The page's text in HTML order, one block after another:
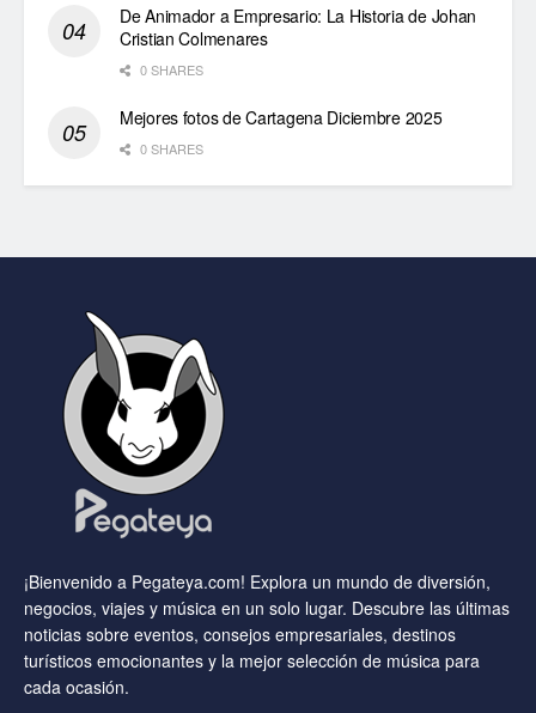
De Animador a Empresario: La Historia de Johan
Cristian Colmenares
0 SHARES
Mejores fotos de Cartagena Diciembre 2025
0 SHARES
¡Bienvenido a Pegateya.com! Explora un mundo de diversión,
negocios, viajes y música en un solo lugar. Descubre las últimas
noticias sobre eventos, consejos empresariales, destinos
turísticos emocionantes y la mejor selección de música para
cada ocasión.